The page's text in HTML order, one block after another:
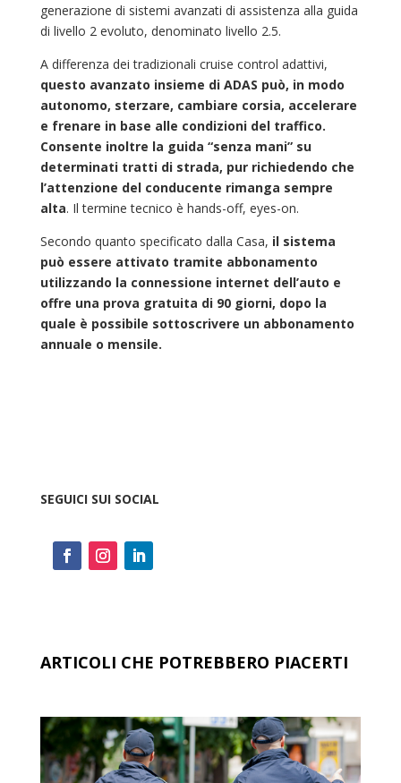
generazione di sistemi avanzati di assistenza alla guida
di livello 2 evoluto, denominato livello 2.5.
A differenza dei tradizionali cruise control adattivi,
questo avanzato insieme di ADAS può, in modo
autonomo, sterzare, cambiare corsia, accelerare
e frenare in base alle condizioni del traffico.
Consente inoltre la guida “senza mani” su
determinati tratti di strada, pur richiedendo che
l’attenzione del conducente rimanga sempre
alta. Il termine tecnico è hands-off, eyes-on.
Secondo quanto specificato dalla Casa, il sistema
può essere attivato tramite abbonamento
utilizzando la connessione internet dell’auto e
offre una prova gratuita di 90 giorni, dopo la
quale è possibile sottoscrivere un abbonamento
annuale o mensile.
SEGUICI SUI SOCIAL
ARTICOLI CHE POTREBBERO PIACERTI